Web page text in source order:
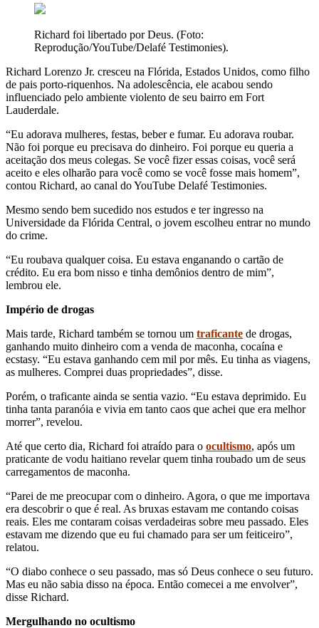
Richard foi libertado por Deus. (Foto:
Reprodução/YouTube/Delafé Testimonies).
Richard Lorenzo Jr. cresceu na Flórida, Estados Unidos, como filho
de pais porto-riquenhos. Na adolescência, ele acabou sendo
influenciado pelo ambiente violento de seu bairro em Fort
Lauderdale.
“Eu adorava mulheres, festas, beber e fumar. Eu adorava roubar.
Não foi porque eu precisava do dinheiro. Foi porque eu queria a
aceitação dos meus colegas. Se você fizer essas coisas, você será
aceito e eles olharão para você como se você fosse mais homem”,
contou Richard, ao canal do YouTube Delafé Testimonies.
Mesmo sendo bem sucedido nos estudos e ter ingresso na
Universidade da Flórida Central, o jovem escolheu entrar no mundo
do crime.
“Eu roubava qualquer coisa. Eu estava enganando o cartão de
crédito. Eu era bom nisso e tinha demônios dentro de mim”,
lembrou ele.
Império de drogas
Mais tarde, Richard também se tornou um traficante de drogas,
ganhando muito dinheiro com a venda de maconha, cocaína e
ecstasy. “Eu estava ganhando cem mil por mês. Eu tinha as viagens,
as mulheres. Comprei duas propriedades”, disse.
Porém, o traficante ainda se sentia vazio. “Eu estava deprimido. Eu
tinha tanta paranóia e vivia em tanto caos que achei que era melhor
morrer”, revelou.
Até que certo dia, Richard foi atraído para o ocultismo, após um
praticante de vodu haitiano revelar quem tinha roubado um de seus
carregamentos de maconha.
“Parei de me preocupar com o dinheiro. Agora, o que me importava
era descobrir o que é real. As bruxas estavam me contando coisas
reais. Eles me contaram coisas verdadeiras sobre meu passado. Eles
estavam me dizendo que eu fui chamado para ser um feiticeiro”,
relatou.
“O diabo conhece o seu passado, mas só Deus conhece o seu futuro.
Mas eu não sabia disso na época. Então comecei a me envolver”,
disse Richard.
Mergulhando no ocultismo